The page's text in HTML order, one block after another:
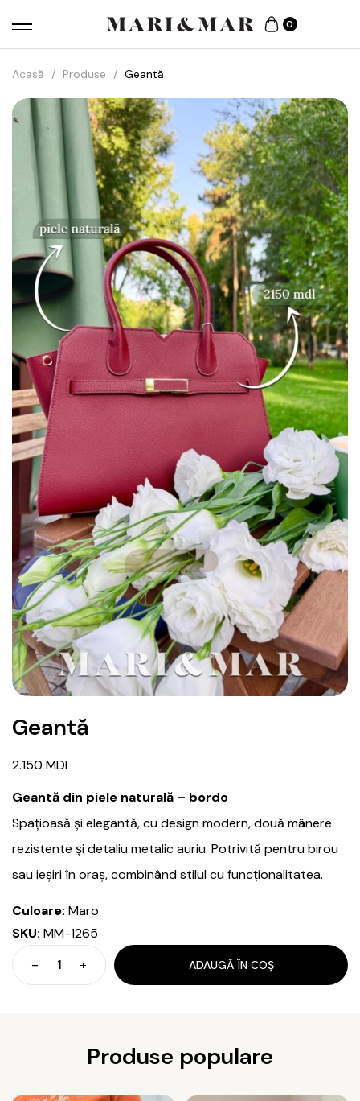
0
Acasă / Produse / Geantă
Geantă
2.150 MDL
Geantă din piele naturală – bordo
Spațioasă și elegantă, cu design modern, două mânere
rezistente și detaliu metalic auriu. Potrivită pentru birou
sau ieșiri în oraș, combinând stilul cu funcționalitatea.
Culoare: Maro
SKU: MM-1265
Cantitate
Geantă
ADAUGĂ ÎN COȘ
Produse populare